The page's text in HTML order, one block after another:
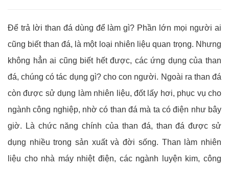
Để trả lời than đá dùng để làm gì? Phần lớn mọi người ai
cũng biết than đá, là một loại nhiên liệu quan trọng. Nhưng
không hẳn ai cũng biết hết được, các ứng dụng của than
đá, chúng có tác dụng gì? cho con người. Ngoài ra than đá
còn được sử dụng làm nhiên liệu, đốt lấy hơi, phục vụ cho
ngành công nghiệp, nhờ có than đá mà ta có điện như bây
giờ. Là chức năng chính của than đá, than đá được sử
dụng nhiều trong sản xuất và đời sống. Than làm nhiên
liệu cho nhà máy nhiệt điện, các ngành luyện kim, công